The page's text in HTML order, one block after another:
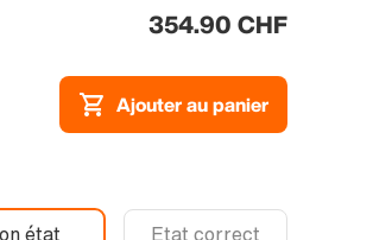
354.90 CHF
Ajouter au panier